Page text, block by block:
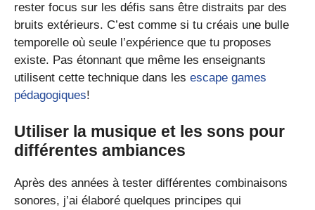
rester focus sur les défis sans être distraits par des
bruits extérieurs. C’est comme si tu créais une bulle
temporelle où seule l’expérience que tu proposes
existe. Pas étonnant que même les enseignants
utilisent cette technique dans les escape games
pédagogiques!
Utiliser la musique et les sons pour
différentes ambiances
Après des années à tester différentes combinaisons
sonores, j’ai élaboré quelques principes qui